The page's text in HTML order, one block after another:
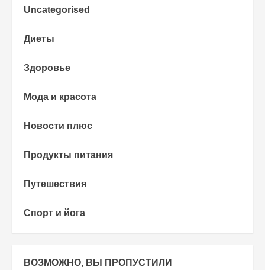
Uncategorised
Диеты
Здоровье
Мода и красота
Новости плюс
Продукты питания
Путешествия
Спорт и йога
ВОЗМОЖНО, ВЫ ПРОПУСТИЛИ